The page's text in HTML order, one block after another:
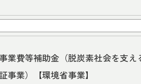
業費等補助金（脱炭素社会を支え
事業）【環境省事業】